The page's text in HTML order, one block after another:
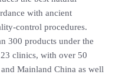
with ancient
control procedures.
300 products under the
clinics, with over 50
Mainland China as well